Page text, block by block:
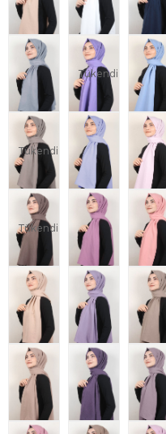
Tükendi
Tükendi
Tükendi